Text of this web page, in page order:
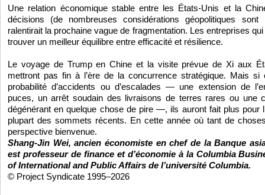
Une relation économique stable entre les États-Unis et la
décisions (de nombreuses considérations géopolitiques
ralentirait la prochaine vague de fragmentation. Les entreprises
trouver un meilleur équilibre entre efficacité et résilience.
Le voyage de Trump en Chine et la visite prévue de Xi aux
mettront pas fin à l’ère de la concurrence stratégique. Mais
probabilité d’accidents ou d’escalades — une extension de
puces, un arrêt soudain des livraisons de terres rares ou une
dégénérant en quelque chose de pire —, ils auront fait plus pour
plupart des sommets récents. En cette année où tant de
perspective bienvenue.
Shang-Jin Wei, ancien économiste en chef de la Banque
est professeur de finance et d’économie à la Columbia
of International and Public Affairs de l’université Columbia.
© Project Syndicate 1995–2026